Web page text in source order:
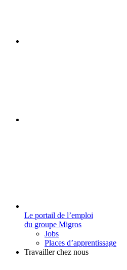
Le portail de l’emploi
du groupe Migros
Jobs
Places d’apprentissage
Travailler chez nous